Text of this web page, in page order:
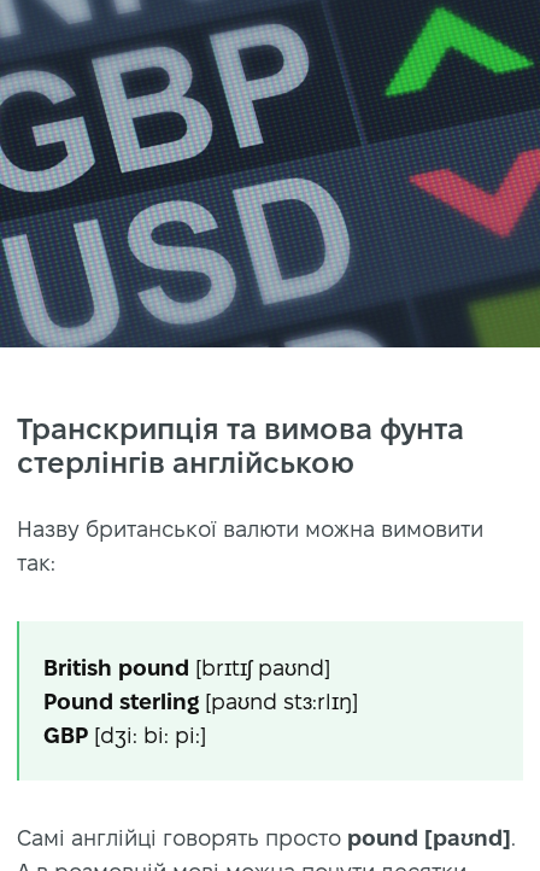
Транскрипція та вимова фунта
стерлінгів англійською
Назву британської валюти можна вимовити
так:
British pound [brɪtɪʃ paʊnd]
Pound sterling [paʊnd stɜ:rlɪŋ]
GBP [dʒi: bi: pi:]
Самі англійці говорять просто pound [paʊnd] .